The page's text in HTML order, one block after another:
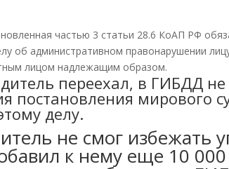
частью 3 статьи 28.6 КоАП РФ
об административном правонарушении
лицом надлежащим образом.
переехал, в ГИБДД
постановления мирового
делу.
не смог избежать
к нему еще 10